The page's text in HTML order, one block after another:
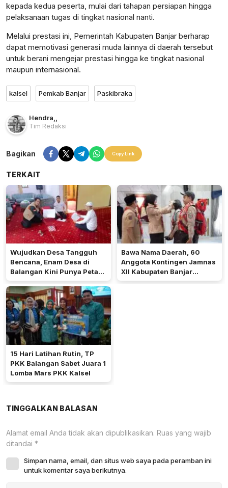
kepada kedua peserta, mulai dari tahapan persiapan hingga
pelaksanaan tugas di tingkat nasional nanti.
Melalui prestasi ini, Pemerintah Kabupaten Banjar berharap
dapat memotivasi generasi muda lainnya di daerah tersebut
untuk berani mengejar prestasi hingga ke tingkat nasional
maupun internasional.
kalsel Pemkab Banjar Paskibraka
Hendra
Tim Redaksi
Bagikan Copy Link
TERKAIT
Wujudkan Desa Tangguh
Bencana, Enam Desa di
Balangan Kini Punya Peta
Jalur Evakuasi
Bawa Nama Daerah, 60
Anggota Kontingen Jamnas
XII Kabupaten Banjar
Diberangkatkan
15 Hari Latihan Rutin, TP
PKK Balangan Sabet Juara 1
Lomba Mars PKK Kalsel
TINGGALKAN BALASAN
Alamat email Anda tidak akan dipublikasikan. Ruas yang wajib
ditandai *
Simpan nama, email, dan situs web saya pada peramban ini
untuk komentar saya berikutnya.